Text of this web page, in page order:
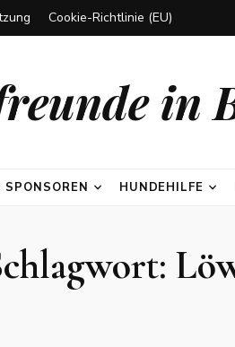
Cookie-Richtlinie (EU)
in
SPONSOREN HUNDEHILFE